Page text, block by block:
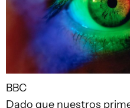
BBC
Dado que nuestros